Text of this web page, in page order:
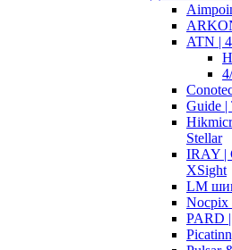
ATN |
Guide |
Stellar
IRAY |
XSight
LM
Nocpix
PARD